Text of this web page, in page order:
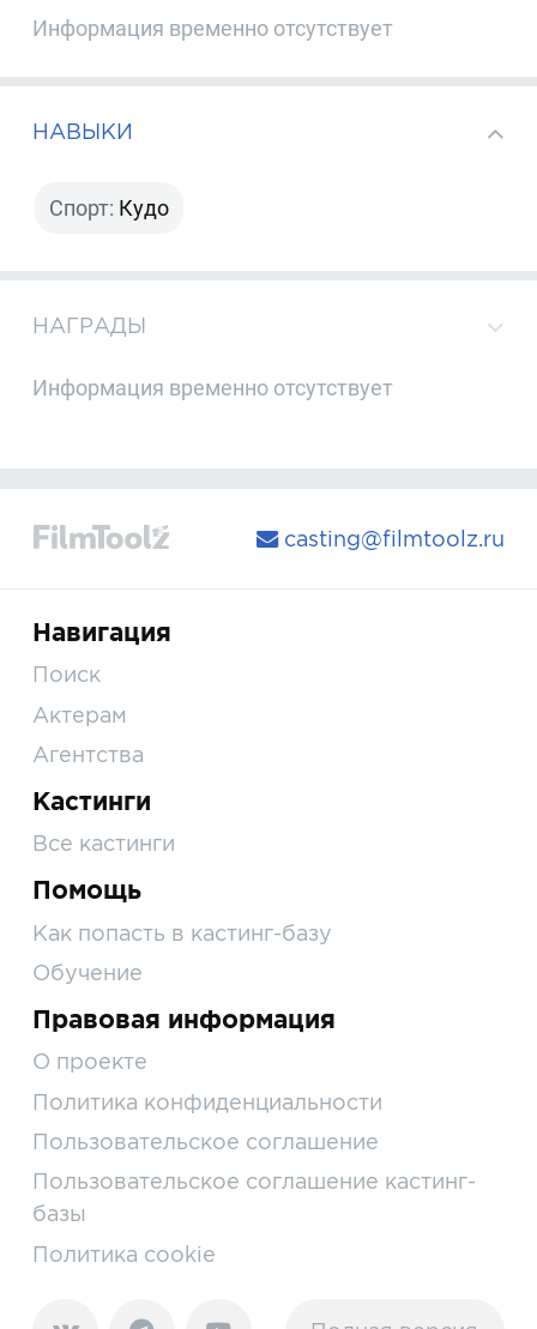
Информация временно отсутствует
НАВЫКИ
Спорт: Кудо
НАГРАДЫ
Информация временно отсутствует
casting@filmtoolz.ru
Навигация
Поиск
Актерам
Агентства
Кастинги
Все кастинги
Помощь
Как попасть в кастинг-базу
Обучение
Правовая информация
О проекте
Политика конфиденциальности
Пользовательское соглашение
Пользовательское соглашение кастинг-
базы
Политика cookie